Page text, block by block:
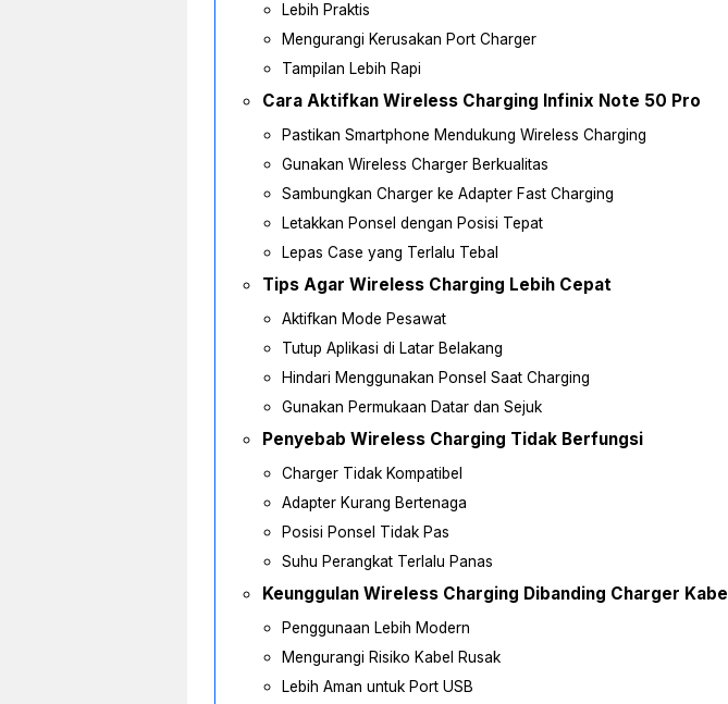
Lebih Praktis
Mengurangi Kerusakan Port Charger
Tampilan Lebih Rapi
Cara Aktifkan Wireless Charging Infinix Note 50 Pro
Pastikan Smartphone Mendukung Wireless Charging
Gunakan Wireless Charger Berkualitas
Sambungkan Charger ke Adapter Fast Charging
Letakkan Ponsel dengan Posisi Tepat
Lepas Case yang Terlalu Tebal
Tips Agar Wireless Charging Lebih Cepat
Aktifkan Mode Pesawat
Tutup Aplikasi di Latar Belakang
Hindari Menggunakan Ponsel Saat Charging
Gunakan Permukaan Datar dan Sejuk
Penyebab Wireless Charging Tidak Berfungsi
Charger Tidak Kompatibel
Adapter Kurang Bertenaga
Posisi Ponsel Tidak Pas
Suhu Perangkat Terlalu Panas
Keunggulan Wireless Charging Dibanding Charger Kabel
Penggunaan Lebih Modern
Mengurangi Risiko Kabel Rusak
Lebih Aman untuk Port USB